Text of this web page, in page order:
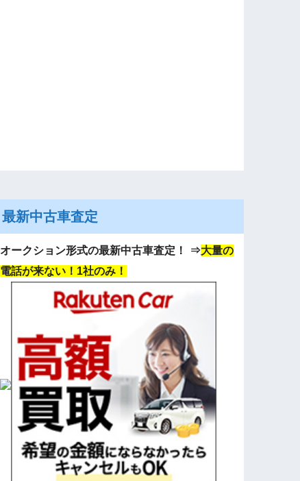
最新中古車査定
オークション形式の最新中古車査定！ ⇒大量の
電話が来ない！1社のみ！